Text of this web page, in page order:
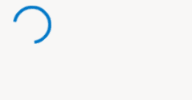
処理中